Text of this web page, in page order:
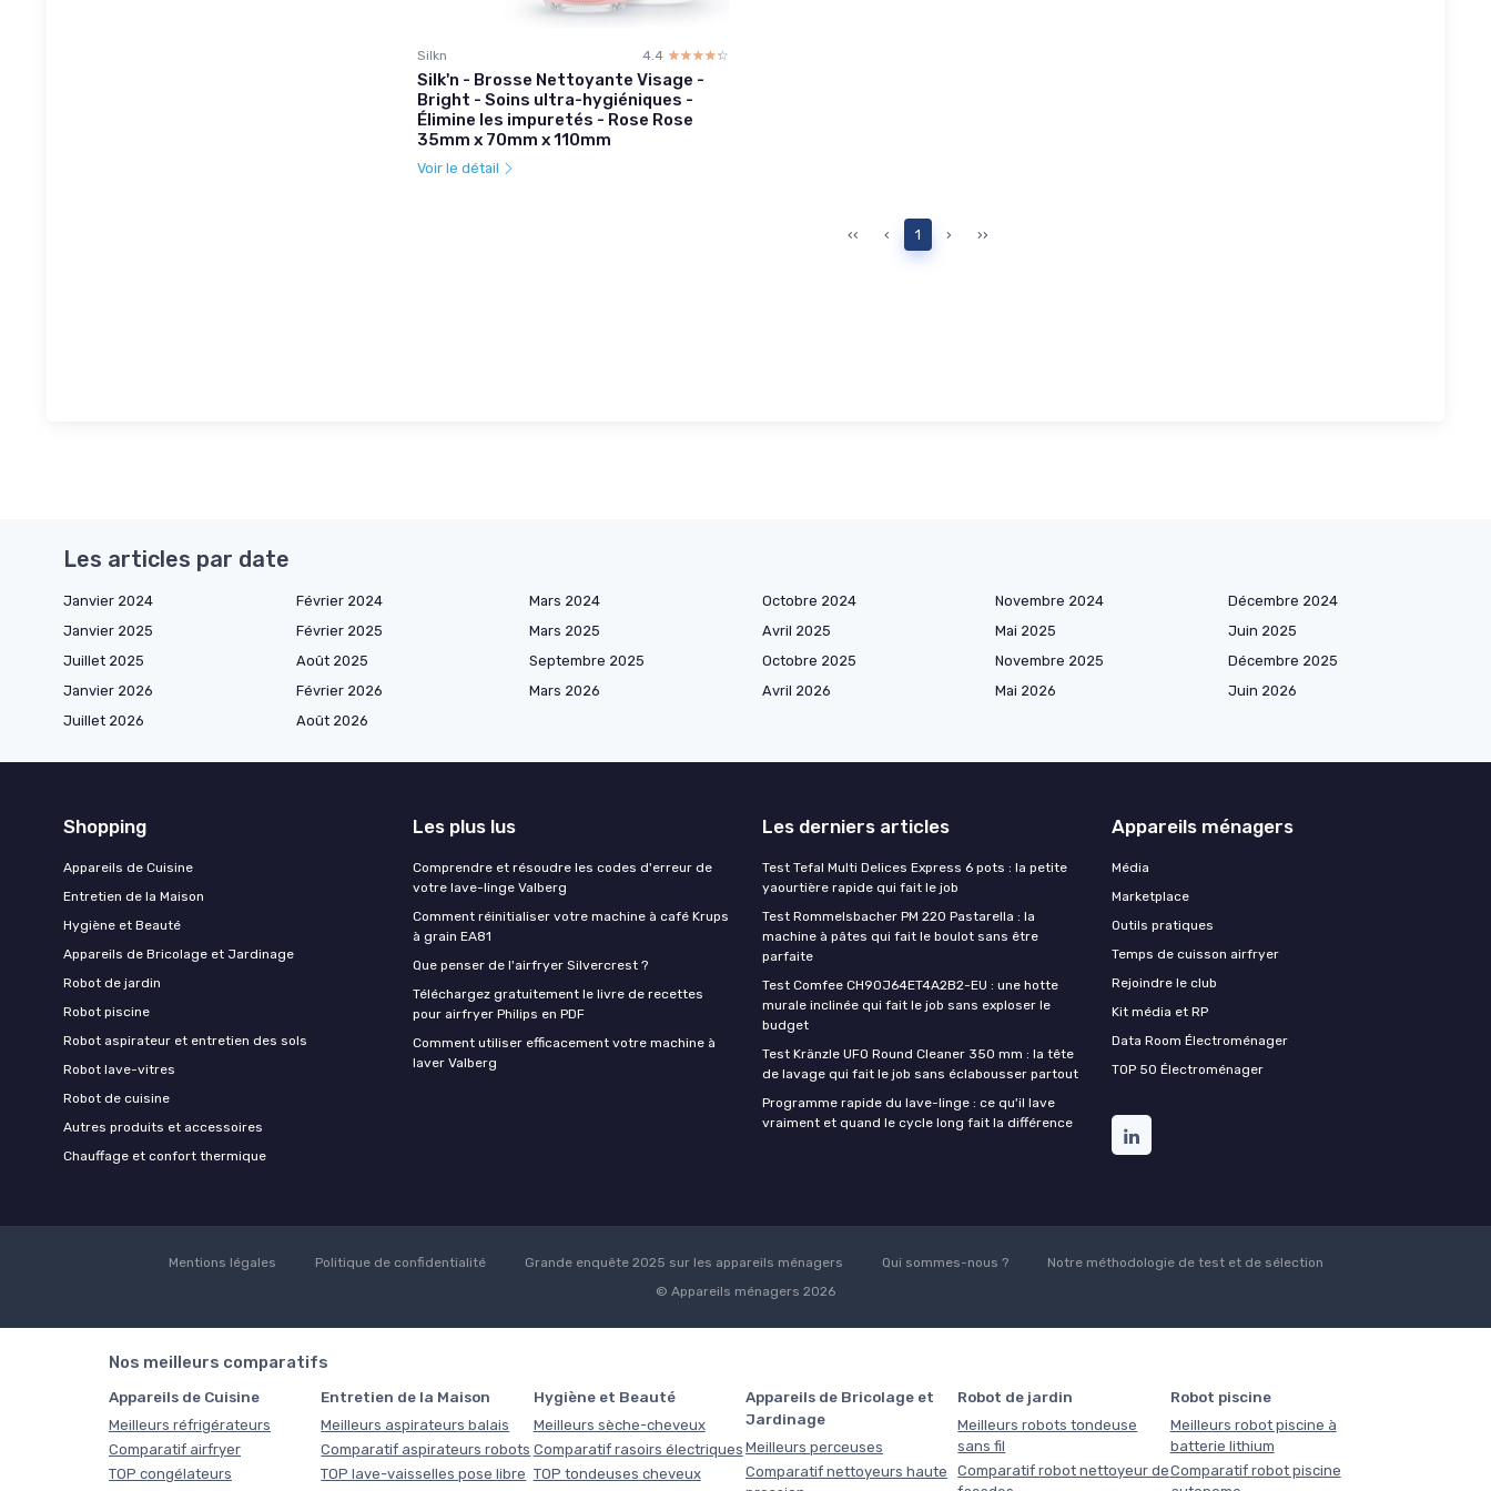
Silkn 4.4 ☆☆☆☆☆
★★★★★
Silk'n - Brosse Nettoyante Visage -
Bright - Soins ultra-hygiéniques -
Élimine les impuretés - Rose Rose
35mm x 70mm x 110mm
Voir le détail
‹‹ ‹ 1 › ››
Les articles par date
Janvier 2024 Février 2024 Mars 2024 Octobre 2024 Novembre 2024
Décembre 2024
Janvier 2025
Février 2025 Mars 2025 Avril 2025 Mai 2025
Juin 2025
Juillet 2025
Août 2025 Septembre 2025 Octobre 2025 Novembre 2025
Décembre 2025
Janvier 2026
Février 2026 Mars 2026 Avril 2026 Mai 2026
Juin 2026
Juillet 2026
Août 2026
Shopping
Appareils de Cuisine
Entretien de la Maison
Hygiène et Beauté
Appareils de Bricolage et Jardinage
Robot de jardin
Robot piscine
Robot aspirateur et entretien des sols
Robot lave-vitres
Robot de cuisine
Autres produits et accessoires
Chauffage et confort thermique
Les plus lus
Comprendre et résoudre les codes d'erreur de
votre lave-linge Valberg
Comment réinitialiser votre machine à café Krups
à grain EA81
Que penser de l'airfryer Silvercrest ?
Téléchargez gratuitement le livre de recettes
pour airfryer Philips en PDF
Comment utiliser efficacement votre machine à
laver Valberg
Les derniers articles
Test Tefal Multi Delices Express 6 pots : la petite
yaourtière rapide qui fait le job
Test Rommelsbacher PM 220 Pastarella : la
machine à pâtes qui fait le boulot sans être
parfaite
Test Comfee CH90J64ET4A2B2-EU : une hotte
murale inclinée qui fait le job sans exploser le
budget
Test Kränzle UFO Round Cleaner 350 mm : la tête
de lavage qui fait le job sans éclabousser partout
Programme rapide du lave-linge : ce qu'il lave
vraiment et quand le cycle long fait la différence
Appareils ménagers
Média
Marketplace
Outils pratiques
Temps de cuisson airfryer
Rejoindre le club
Kit média et RP
Data Room Électroménager
TOP 50 Électroménager
Mentions légales Politique de confidentialité Grande enquête 2025 sur les appareils ménagers Qui sommes-nous ?
Notre méthodologie de test et de sélection
© Appareils ménagers 2026
Nos meilleurs comparatifs
Appareils de Cuisine
Meilleurs réfrigérateurs
Comparatif airfryer
TOP congélateurs
Entretien de la Maison
Meilleurs aspirateurs balais
Comparatif aspirateurs robots
TOP lave-vaisselles pose libre
Hygiène et Beauté
Meilleurs sèche-cheveux
Comparatif rasoirs électriques
TOP tondeuses cheveux
Appareils de Bricolage et
Jardinage
Meilleurs perceuses
Comparatif nettoyeurs haute
Robot de jardin
Meilleurs robots tondeuse
sans fil
Comparatif robot nettoyeur de
Robot piscine
Meilleurs robot piscine à
batterie lithium
Comparatif robot piscine